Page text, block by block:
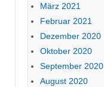
März 2021
Februar 2021
Dezember 2020
Oktober 2020
September 2020
August 2020